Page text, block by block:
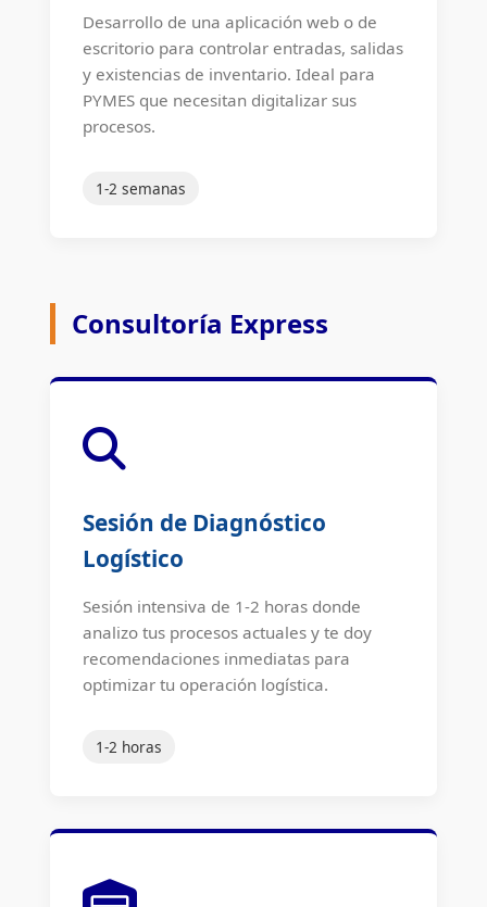
Desarrollo de una aplicación web o de
escritorio para controlar entradas, salidas
y existencias de inventario. Ideal para
PYMES que necesitan digitalizar sus
procesos.
1-2 semanas
Consultoría Express
Sesión de Diagnóstico
Logístico
Sesión intensiva de 1-2 horas donde
analizo tus procesos actuales y te doy
recomendaciones inmediatas para
optimizar tu operación logística.
1-2 horas